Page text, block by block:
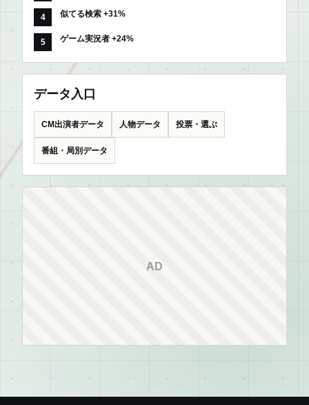
似てる検索 +31%
ゲーム実況者 +24%
データ入口
CM出演者データ 人物データ 投票・選ぶ
番組・局別データ
AD